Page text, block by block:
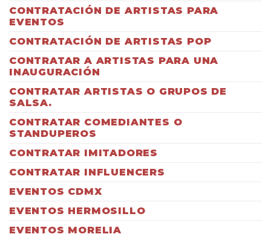
CONTRATACIÓN DE ARTISTAS PARA
EVENTOS
CONTRATACIÓN DE ARTISTAS POP
CONTRATAR A ARTISTAS PARA UNA
INAUGURACIÓN
CONTRATAR ARTISTAS O GRUPOS DE
SALSA.
CONTRATAR COMEDIANTES O
STANDUPEROS
CONTRATAR IMITADORES
CONTRATAR INFLUENCERS
EVENTOS CDMX
EVENTOS HERMOSILLO
EVENTOS MORELIA